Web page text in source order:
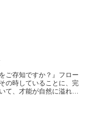
ご存知ですか？』フロー
の時していることに、完
て、才能が自然に溢れ出